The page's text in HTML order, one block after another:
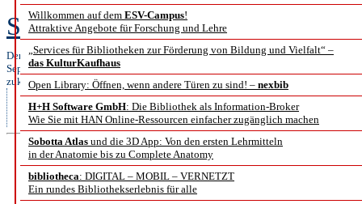
Willkommen auf dem ESV-Campus!
Attraktive Angebote für Forschung und Lehre
„Services für Bibliotheken zur Förderung von Bildung und Vielfalt“ –
das KulturKaufhaus
Open Library: Öffnen, wenn andere Türen zu sind! – nexbib
H+H Software GmbH: Die Bibliothek als Information-Broker
Wie Sie mit HAN Online-Ressourcen einfacher zugänglich machen
Sobotta Atlas und die 3D App: Von den ersten Lehrmitteln
in der Anatomie bis zu Complete Anatomy
bibliotheca: DIGITAL – MOBIL – VERNETZT
Ein rundes Bibliothekserlebnis für alle
Stephan Holländer
Der 34. Österreichische Bibliothekartag fand vom 10. bis 13.
September 2019 in Graz statt. Er war schwerpunktmäßig dem
zukunftsweisenden Thema „Künstliche Intelligenz
in Bibliotheken” gewidmet, wollte aber auch allen anderen
gegenwärtig aktuellen Themen in Bibliotheken genügend Raum
bieten.
Dialog